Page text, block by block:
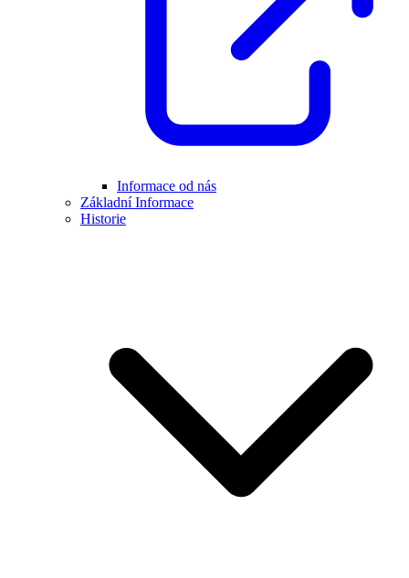
Informace od nás
Základní Informace
Historie